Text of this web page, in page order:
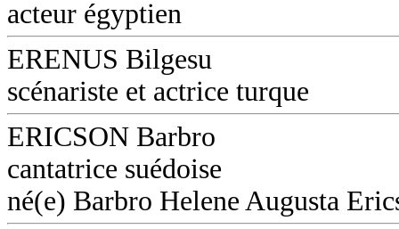
acteur égyptien
ERENUS Bilgesu
scénariste et actrice turque
ERICSON Barbro
cantatrice suédoise
né(e) Barbro Helene Augusta